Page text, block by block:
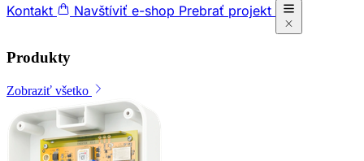
Kontakt
Navštíviť e-shop Prebrať projekt
Produkty
Zobraziť všetko